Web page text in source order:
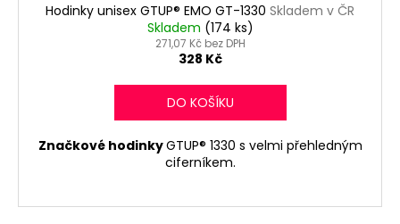
Hodinky unisex GTUP® EMO GT-1330 Skladem v ČR
Skladem (174 ks)
271,07 Kč bez DPH
328 Kč
DO KOŠÍKU
Značkové hodinkyGTUP® 1330 s velmi přehledným
ciferníkem.